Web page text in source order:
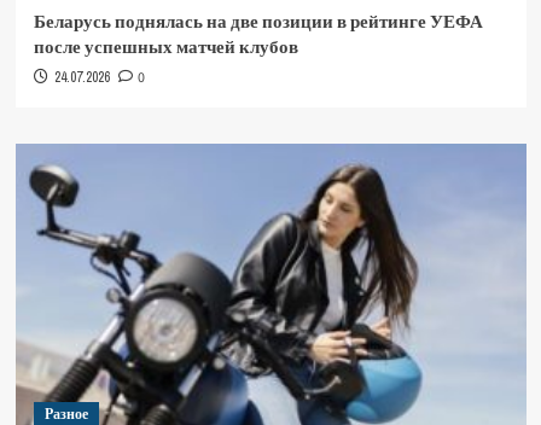
Беларусь поднялась на две позиции в рейтинге УЕФА
после успешных матчей клубов
24.07.2026 0
Разное